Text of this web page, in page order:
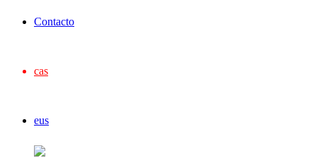
Contacto
cas
eus